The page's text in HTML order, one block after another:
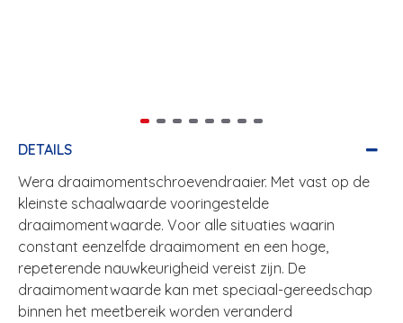
DETAILS
Wera draaimomentschroevendraaier. Met vast op de
kleinste schaalwaarde vooringestelde
draaimomentwaarde. Voor alle situaties waarin
constant eenzelfde draaimoment en een hoge,
repeterende nauwkeurigheid vereist zijn. De
draaimomentwaarde kan met speciaal-gereedschap
binnen het meetbereik worden veranderd